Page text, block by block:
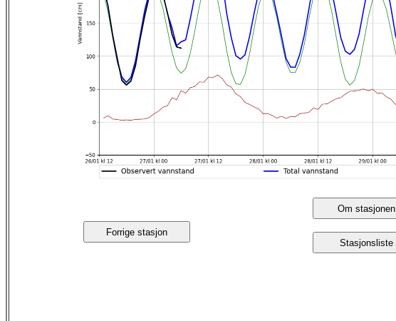
Forrige stasjon
Om stasjonen
Stasjonsliste